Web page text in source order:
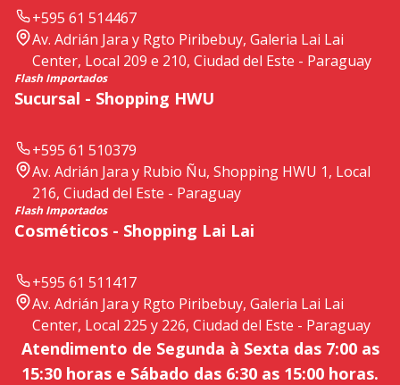
+595 61 514467
Av. Adrián Jara y Rgto Piribebuy, Galeria Lai Lai
Center, Local 209 e 210, Ciudad del Este - Paraguay
Flash Importados
Sucursal - Shopping HWU
+595 61 510379
Av. Adrián Jara y Rubio Ñu, Shopping HWU 1, Local
216, Ciudad del Este - Paraguay
Flash Importados
Cosméticos - Shopping Lai Lai
+595 61 511417
Av. Adrián Jara y Rgto Piribebuy, Galeria Lai Lai
Center, Local 225 y 226, Ciudad del Este - Paraguay
Atendimento de Segunda à Sexta das 7:00 as
15:30 horas e Sábado das 6:30 as 15:00 horas.